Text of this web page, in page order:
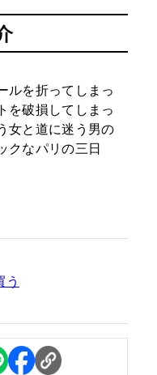
ルを折ってしまっ
を破損してしまっ
女と道に迷う男の
クなパリの三日
う